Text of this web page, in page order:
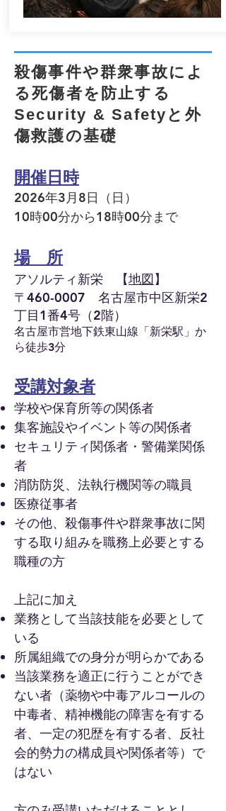
殺傷事件や群衆事故によ
る死傷者を防止する
Security & Safetyと外
傷救護の基礎
開催日時
2026年3月8日（日）
10時00分から18時00分まで
場 所
アソルティ新栄 【地図】
〒460-0007 名古屋市中区新栄2
丁目1番4号（2階）
名古屋市営地下鉄東山線「新栄駅」か
ら徒歩3分
受講対象者
学校や保育所等の関係者
集客施設やイベント等の関係者
セキュリティ関係者・警備業関係
者
消防防災、法執行機関等の職員
医療従事者
その他、殺傷事件や群衆事故に関
する取り組みを職務上必要とする
職種の方
上記に加え
業務として当該技能を必要として
いる
所属組織での身分が明らかである
当該業務を適正に行うことができ
ない者（薬物や中毒アルコールの
中毒者、精神機能の障害を有する
者、一定の犯歴を有する者、反社
会的勢力の構成員や関係者等）で
はない